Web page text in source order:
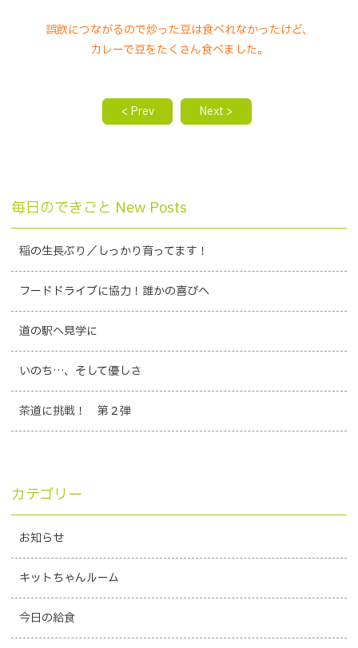
誤飲につながるので炒った豆は食べれなかったけど、
カレーで豆をたくさん食べました。
< Prev Next >
毎日のできごと New Posts
稲の生長ぶり／しっかり育ってます！
フードドライブに協力！誰かの喜びへ
道の駅へ見学に
いのち…、そして優しさ
茶道に挑戦！ 第２弾
カテゴリー
お知らせ
キットちゃんルーム
今日の給食